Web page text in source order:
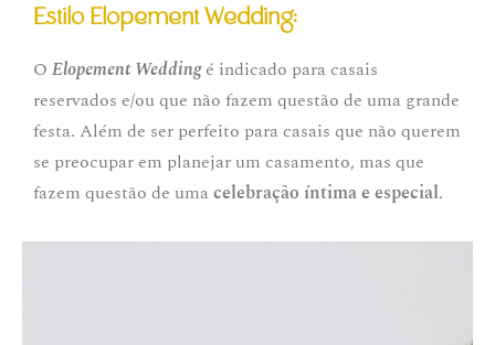
Estilo Elopement Wedding:
O Elopement Weddingé indicado para casais
reservados e/ou que não fazem questão de uma grande
festa. Além de ser perfeito para casais que não querem
se preocupar em planejar um casamento, mas que
fazem questão de umacelebração íntima e especial.